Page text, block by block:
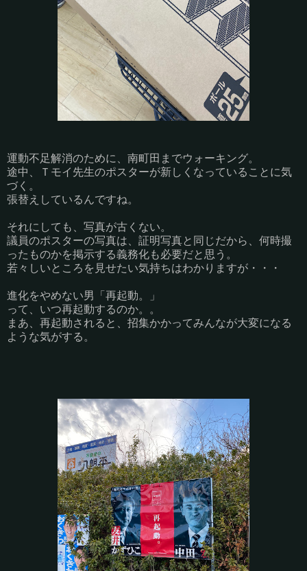
運動不足解消のために、南町田までウォーキング。
途中、Ｔモイ先生のポスターが新しくなっていることに気
づく。
張替えしているんですね。
それにしても、写真が古くない。
議員のポスターの写真は、証明写真と同じだから、何時撮
ったものかを掲示する義務化も必要だと思う。
若々しいところを見せたい気持ちはわかりますが・・・
進化をやめない男「再起動。」
って、いつ再起動するのか。。
まあ、再起動されると、招集かかってみんなが大変になる
ような気がする。